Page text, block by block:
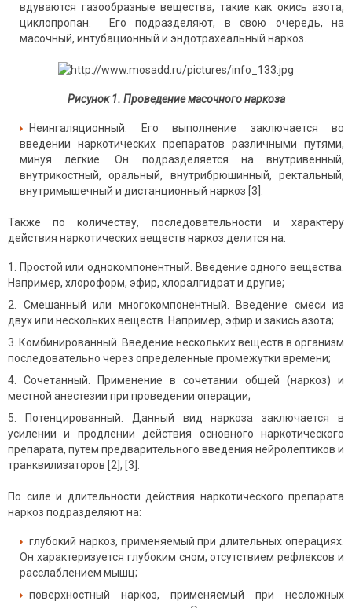
вдуваются газообразные вещества, такие как окись азота,
циклопропан. Его подразделяют, в свою очередь, на
масочный, интубационный и эндотрахеальный наркоз.
Рисунок 1. Проведение масочного наркоза
Неингаляционный. Его выполнение заключается во
введении наркотических препаратов различными путями,
минуя легкие. Он подразделяется на внутривенный,
внутрикостный, оральный, внутрибрюшинный, ректальный,
внутримышечный и дистанционный наркоз [3].
Также по количеству, последовательности и характеру
действия наркотических веществ наркоз делится на:
Простой или однокомпонентный. Введение одного вещества.
Например, хлороформ, эфир, хлоралгидрат и другие;
Смешанный или многокомпонентный. Введение смеси из
двух или нескольких веществ. Например, эфир и закись азота;
Комбинированный. Введение нескольких веществ в организм
последовательно через определенные промежутки времени;
Сочетанный. Применение в сочетании общей (наркоз) и
местной анестезии при проведении операции;
Потенцированный. Данный вид наркоза заключается в
усилении и продлении действия основного наркотического
препарата, путем предварительного введения нейролептиков и
транквилизаторов [2], [3].
По силе и длительности действия наркотического препарата
наркоз подразделяют на:
глубокий наркоз, применяемый при длительных операциях.
Он характеризуется глубоким сном, отсутствием рефлексов и
расслаблением мышц;
поверхностный наркоз, применяемый при несложных